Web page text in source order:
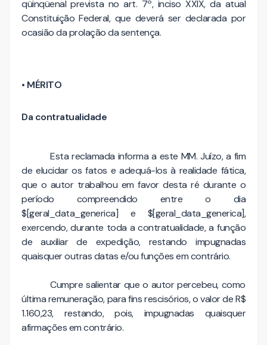
qüinqüenal prevista no art. 7º, inciso XXIX, da atual
Constituição Federal, que deverá ser declarada por
ocasião da prolação da sentença.
• MÉRITO
Da contratualidade
Esta reclamada informa a este MM. Juízo, a fim
de elucidar os fatos e adequá-los à realidade fática,
que o autor trabalhou em favor desta ré durante o
período compreendido entre o dia
$[geral_data_generica] e $[geral_data_generica],
exercendo, durante toda a contratualidade, a função
de auxiliar de expedição, restando impugnadas
quaisquer outras datas e/ou funções em contrário.
Cumpre salientar que o autor percebeu, como
última remuneração, para fins rescisórios, o valor de R$
1.160,23, restando, pois, impugnadas quaisquer
afirmações em contrário.